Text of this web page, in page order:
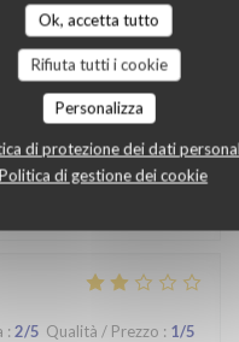
Ok, accetta tutto
Rifiuta tutti i cookie
Personalizza
di protezione dei dati
Politica di gestione dei cookie
Qualità / Prezzo
: 2/5 Qualità / Prezzo : 1/5